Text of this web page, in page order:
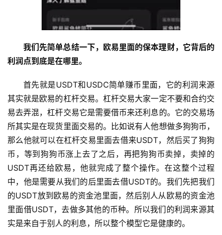
我们先简单总结一下，欧易里面的保本理财，它背后的
利润点到底是在哪里。
首先就是USDT和USDC简单赚币里面，它的利润来源
其实就是欧易的杠杆交易。杠杆交易大家一定不要和合约交
易去弄混，杠杆交易它是需要借币来还利息的。它的交易场
所其实是在现货里面交易的。比如说有人他想做多狗狗币，
那么他就可以在杠杆交易里面去借来USDT，然后买了狗狗
币，等到狗狗币涨上去了之后，再把狗狗币卖掉，卖掉的
USDT再还给欧易，他就完成了整个操作。在这整个过程
中，他是需要从我们的后里面去借USDT的。我们先把我们
的USDT放到欧易的资金池里面，然后别人从欧易的资金池
里面借USDT，去做多其他的币种。所以我们的利润来源其
实是来自于别人的利息，所以整个模型它是健康的。